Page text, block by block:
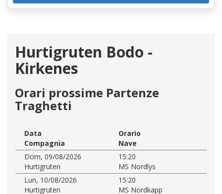
Hurtigruten Bodo -
Kirkenes
Orari prossime Partenze
Traghetti
Data
Orario
Compagnia
Nave
Dom, 09/08/2026
15:20
Hurtigruten
MS Nordlys
Lun, 10/08/2026
15:20
Hurtigruten
MS Nordkapp